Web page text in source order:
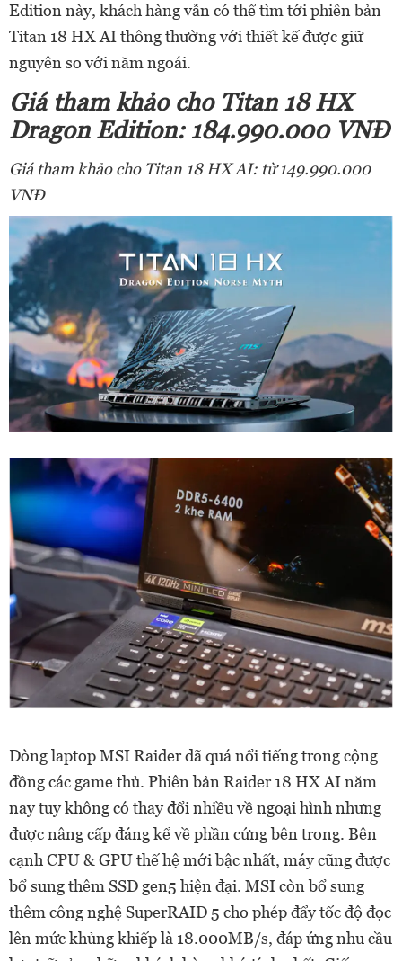
Edition này, khách hàng vẫn có thể tìm tới phiên bản
Titan 18 HX AI thông thường với thiết kế được giữ
nguyên so với năm ngoái.
Giá tham khảo cho Titan 18 HX
Dragon Edition: 184.990.000 VNĐ
Giá tham khảo cho Titan 18 HX AI: từ 149.990.000
VNĐ
Dòng laptop MSI Raider đã quá nổi tiếng trong cộng
đồng các game thủ. Phiên bản Raider 18 HX AI năm
nay tuy không có thay đổi nhiều về ngoại hình nhưng
được nâng cấp đáng kể về phần cứng bên trong. Bên
cạnh CPU & GPU thế hệ mới bậc nhất, máy cũng được
bổ sung thêm SSD gen5 hiện đại. MSI còn bổ sung
thêm công nghệ SuperRAID 5 cho phép đẩy tốc độ đọc
lên mức khủng khiếp là 18.000MB/s, đáp ứng nhu cầu